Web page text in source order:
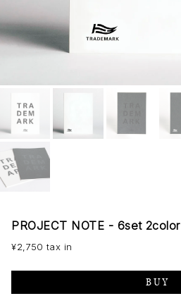
PROJECT NOTE - 6set 2color
¥2,750 tax in
BUY